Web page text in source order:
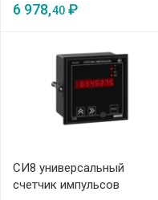
6 978,40 ₽
СИ8 универсальный
счетчик импульсов